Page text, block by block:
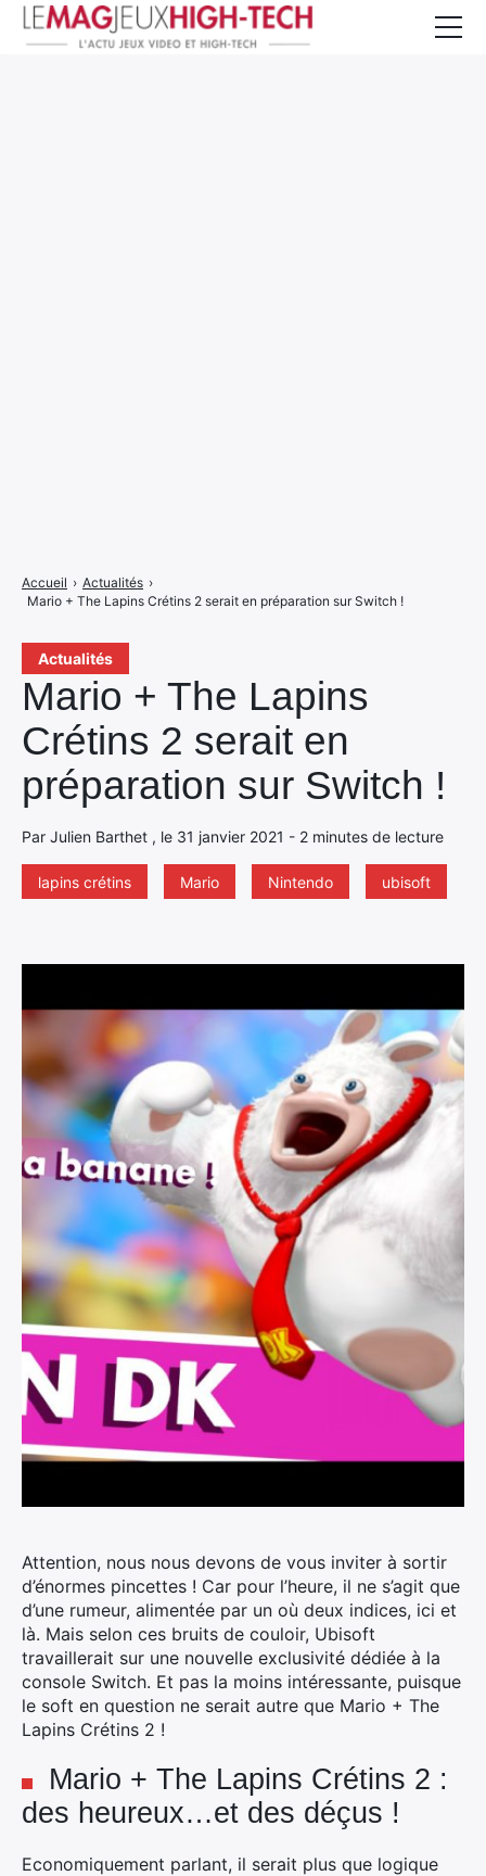
Actualités
Mario + The Lapins
Crétins 2 serait en
préparation sur Switch !
Par Julien Barthet , le 31 janvier 2021 - 2 minutes de lecture
lapins crétins Mario Nintendo ubisoft
Accueil › Actualités ›
Mario + The Lapins Crétins 2 serait en préparation sur Switch !
Attention, nous nous devons de vous inviter à sortir
d’énormes pincettes ! Car pour l’heure, il ne s’agit que
d’une rumeur, alimentée par un où deux indices, ici et
là. Mais selon ces bruits de couloir, Ubisoft
travaillerait sur une nouvelle exclusivité dédiée à la
console Switch. Et pas la moins intéressante, puisque
le soft en question ne serait autre que Mario + The
Lapins Crétins 2 !
Mario + The Lapins Crétins 2 :
des heureux…et des déçus !
Economiquement parlant, il serait plus que logique